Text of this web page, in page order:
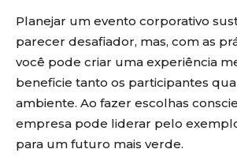
Planejar um evento corporativo
parecer desafiador, mas, com as
você pode criar uma experiência
beneficie tanto os participantes
ambiente. Ao fazer escolhas
empresa pode liderar pelo
para um futuro mais verde.